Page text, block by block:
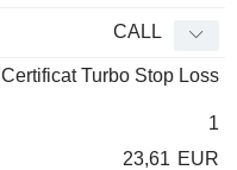
CALL
Certificat Turbo Stop Loss
1
23,61 EUR